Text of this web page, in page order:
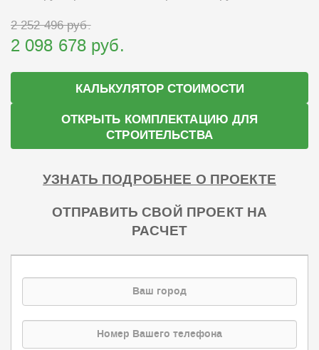
2 252 496 руб.
2 098 678 руб.
КАЛЬКУЛЯТОР СТОИМОСТИ
ОТКРЫТЬ КОМПЛЕКТАЦИЮ ДЛЯ
СТРОИТЕЛЬСТВА
УЗНАТЬ ПОДРОБНЕЕ О ПРОЕКТЕ
ОТПРАВИТЬ СВОЙ ПРОЕКТ НА
РАСЧЕТ